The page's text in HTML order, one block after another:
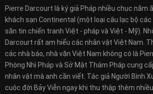
Pierre Darcourt là ký giả Pháp nhiều chục năm
khách sạn Continental (một loại câu lạc bộ
săn tin chiến tranh Việt - pháp và Việt - Mỹ).
Darcourt rất am hiểu các nhân vật Việt Nam.
các nhà báo, nhà văn Việt Nam không có là
Phòng Nhì Pháp và Sở Mật Thám Pháp cung
nhân vật mà anh cần viết. Tác giả Người Bình
cuộc đời Bảy Viễn ngay khi thu thập thêm